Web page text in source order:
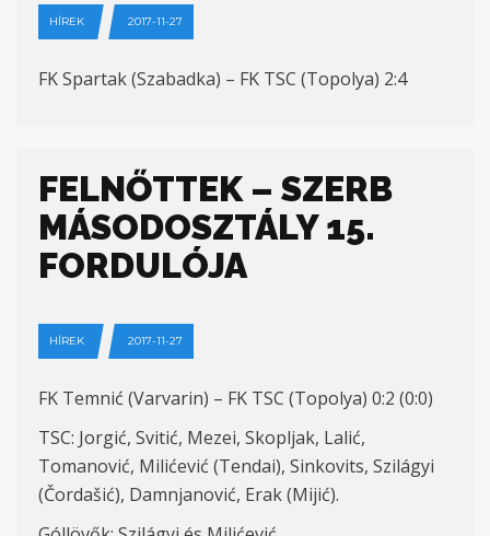
HÍREK 2017-11-27
FK Spartak (Szabadka) – FK TSC (Topolya) 2:4
FELNŐTTEK – SZERB
MÁSODOSZTÁLY 15.
FORDULÓJA
HÍREK 2017-11-27
FK Temnić (Varvarin) – FK TSC (Topolya) 0:2 (0:0)
TSC: Jorgić, Svitić, Mezei, Skopljak, Lalić,
Tomanović, Milićević (Tendai), Sinkovits, Szilágyi
(Čordašić), Damnjanović, Erak (Mijić).